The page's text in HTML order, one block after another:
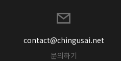
contact@chingusai.net
문의하기